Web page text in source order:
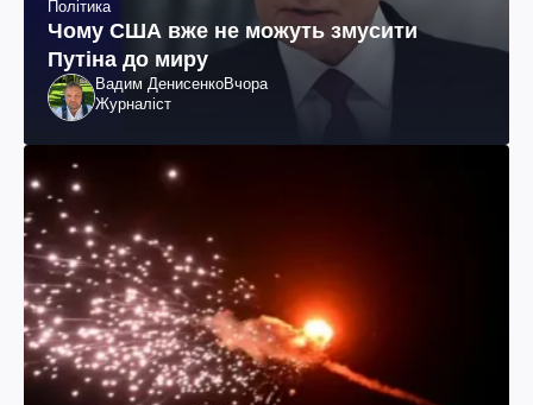
Політика
Чому США вже не можуть змусити
Путіна до миру
Вадим ДенисенкоВчора
Журналіст